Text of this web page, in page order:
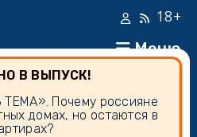
Меню
18+
В ВЫПУСК!
Почему россияне
домах, но остаются в